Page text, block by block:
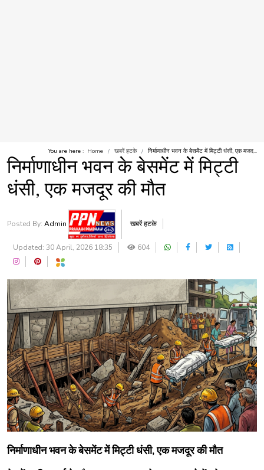
You are here : Home खबरें हटके निर्माणाधीन भवन के बेसमेंट में मिट्टी धंसी, एक मजद...
निर्माणाधीन भवन के बेसमेंट में मिट्टी
धंसी, एक मजदूर की मौत
Posted By: Admin खबरें हटके
Updated: 30 April, 2026 18:35 604
निर्माणाधीन भवन के बेसमेंट में मिट्टी धंसी, एक मजदूर की मौत